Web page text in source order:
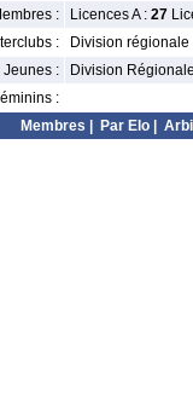
:
Licences A : 27
:
Division régionale
Jeunes :
Division
:
Membres
Par Elo